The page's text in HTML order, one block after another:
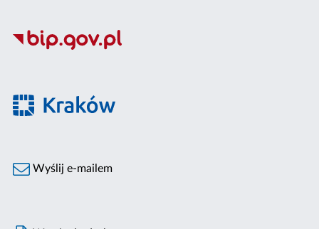
Wyślij e-mailem